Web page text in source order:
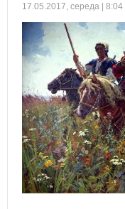
17.05.2017, середа | 8:04